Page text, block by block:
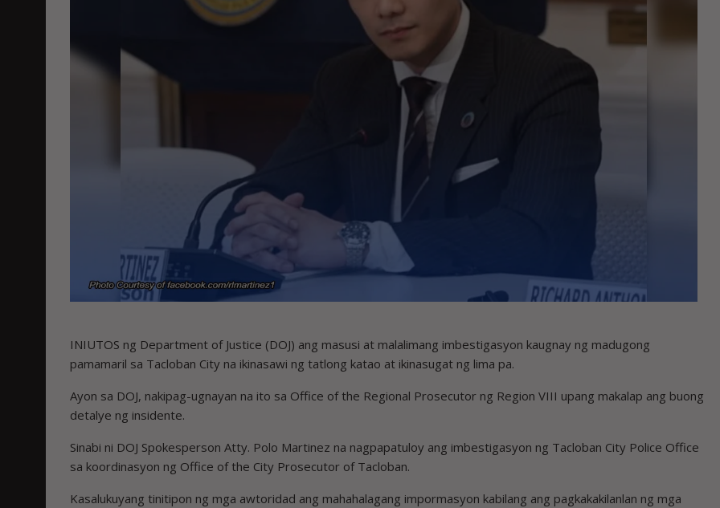
INIUTOS ng Department of Justice (DOJ) ang masusi at malalimang imbestigasyon kaugnay ng madugong
pamamaril sa Tacloban City na ikinasawi ng tatlong katao at ikinasugat ng lima pa.
Ayon sa DOJ, nakipag-ugnayan na ito sa Office of the Regional Prosecutor ng Region VIII upang makalap ang buong
detalye ng insidente.
Sinabi ni DOJ Spokesperson Atty. Polo Martinez na nagpapatuloy ang imbestigasyon ng Tacloban City Police Office
sa koordinasyon ng Office of the City Prosecutor of Tacloban.
Kasalukuyang tinitipon ng mga awtoridad ang mahahalagang impormasyon kabilang ang pagkakakilanlan ng mga